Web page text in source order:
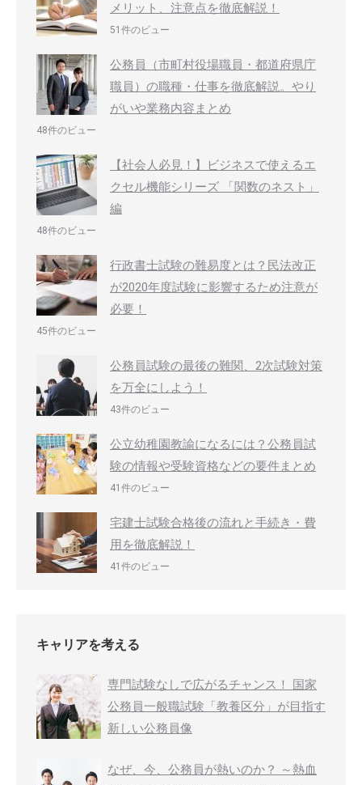
メリット、注意点を徹底解説！
51件のビュー
公務員（市町村役場職員・都道府県庁
職員）の職種・仕事を徹底解説。やり
がいや業務内容まとめ
48件のビュー
【社会人必見！】ビジネスで使えるエ
クセル機能シリーズ 「関数のネスト」
編
48件のビュー
行政書士試験の難易度とは？民法改正
が2020年度試験に影響するため注意が
必要！
45件のビュー
公務員試験の最後の難関、2次試験対策
を万全にしよう！
43件のビュー
公立幼稚園教諭になるには？公務員試
験の情報や受験資格などの要件まとめ
41件のビュー
宅建士試験合格後の流れと手続き・費
用を徹底解説！
41件のビュー
キャリアを考える
専門試験なしで広がるチャンス！ 国家
公務員一般職試験「教養区分」が目指す
新しい公務員像
なぜ、今、公務員が熱いのか？ ～熱血